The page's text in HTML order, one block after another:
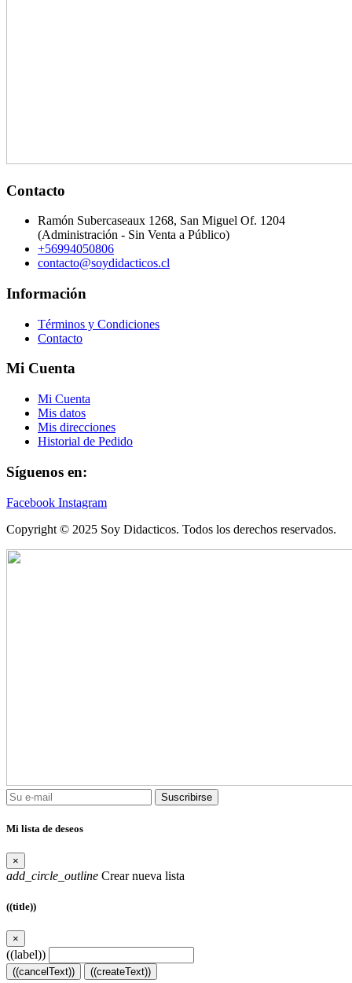
Contacto
Ramón Subercaseaux 1268, San Miguel Of. 1204
(Administración - Sin Venta a Público)
+56994050806
contacto@soydidacticos.cl
Información
Términos y Condiciones
Contacto
Mi Cuenta
Mi Cuenta
Mis datos
Mis direcciones
Historial de Pedido
Síguenos en:
Facebook Instagram
Copyright © 2025 Soy Didacticos. Todos los derechos reservados.
Suscribirse
Mi lista de deseos
×
add_circle_outline Crear nueva lista
((title))
×
((label))
((cancelText)) ((createText))